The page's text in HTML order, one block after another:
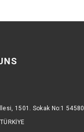
1501. Sokak No:1 54580